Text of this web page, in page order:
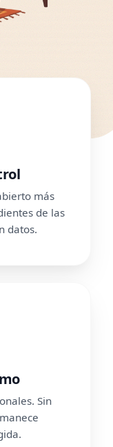
más
de las
datos.
Sin